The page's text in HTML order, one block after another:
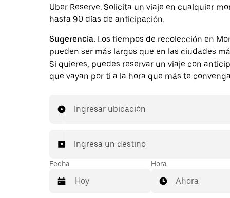
Uber Reserve. Solicita un viaje en cualquier
hasta 90 días de anticipación.
Sugerencia: Los tiempos de recolección en
pueden ser más largos que en las ciudades
Si quieres, puedes reservar un viaje con
que vayan por ti a la hora que más te
Ingresar ubicación
Ingresa un destino
Fecha Hora
Ahora